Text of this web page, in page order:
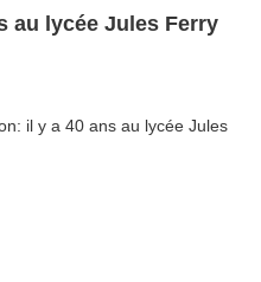
au lycée Jules Ferry